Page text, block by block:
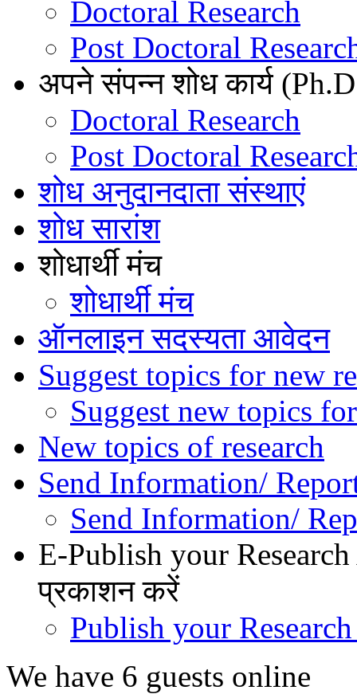
Doctoral Research
Post Doctoral
अपने संपन्न शोध कार्य
Doctoral Research
Post Doctoral
शोध अनुदानदाता संस्थाएं
शोध सारांश
शोधार्थी मंच
शोधार्थी मंच
ऑनलाइन सदस्यता आवेदन
Suggest topics for new
Suggest new topics
New topics of research
Send Information/
Send Information/
E-Publish your
प्रकाशन करें
Publish your
We have 6 guests online